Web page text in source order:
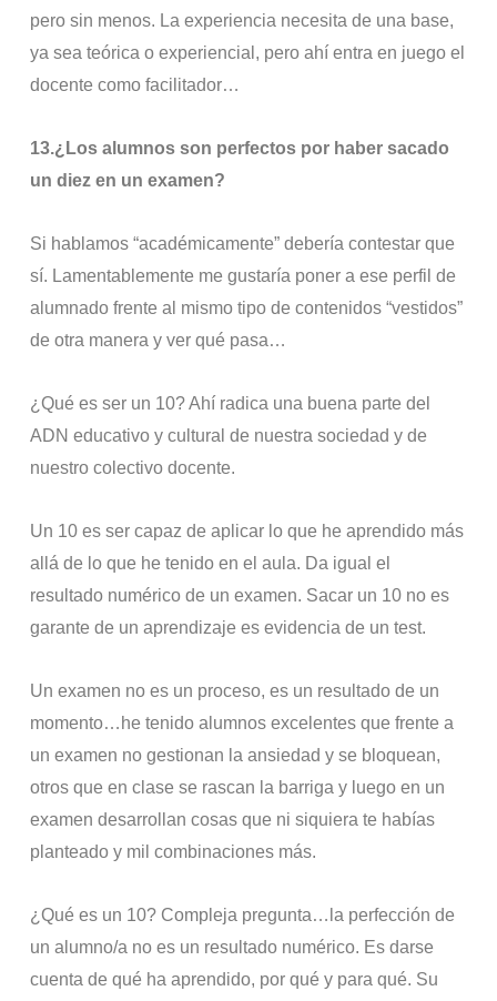
pero sin menos. La experiencia necesita de una base,
ya sea teórica o experiencial, pero ahí entra en juego el
docente como facilitador…
13.¿Los alumnos son perfectos por haber sacado
un diez en un examen?
Si hablamos “académicamente” debería contestar que
sí. Lamentablemente me gustaría poner a ese perfil de
alumnado frente al mismo tipo de contenidos “vestidos”
de otra manera y ver qué pasa…
¿Qué es ser un 10? Ahí radica una buena parte del
ADN educativo y cultural de nuestra sociedad y de
nuestro colectivo docente.
Un 10 es ser capaz de aplicar lo que he aprendido más
allá de lo que he tenido en el aula. Da igual el
resultado numérico de un examen. Sacar un 10 no es
garante de un aprendizaje es evidencia de un test.
Un examen no es un proceso, es un resultado de un
momento…he tenido alumnos excelentes que frente a
un examen no gestionan la ansiedad y se bloquean,
otros que en clase se rascan la barriga y luego en un
examen desarrollan cosas que ni siquiera te habías
planteado y mil combinaciones más.
¿Qué es un 10? Compleja pregunta…la perfección de
un alumno/a no es un resultado numérico. Es darse
cuenta de qué ha aprendido, por qué y para qué. Su